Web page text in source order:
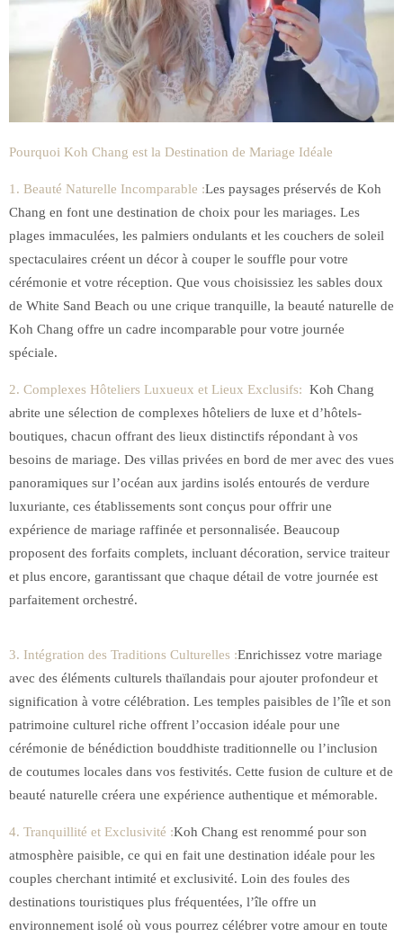
Pourquoi Koh Chang est la Destination de Mariage Idéale
1. Beauté Naturelle Incomparable :Les paysages préservés de Koh
Chang en font une destination de choix pour les mariages. Les
plages immaculées, les palmiers ondulants et les couchers de soleil
spectaculaires créent un décor à couper le souffle pour votre
cérémonie et votre réception. Que vous choisissiez les sables doux
de White Sand Beach ou une crique tranquille, la beauté naturelle de
Koh Chang offre un cadre incomparable pour votre journée
spéciale.
2. Complexes Hôteliers Luxueux et Lieux Exclusifs: Koh Chang
abrite une sélection de complexes hôteliers de luxe et d’hôtels-
boutiques, chacun offrant des lieux distinctifs répondant à vos
besoins de mariage. Des villas privées en bord de mer avec des vues
panoramiques sur l’océan aux jardins isolés entourés de verdure
luxuriante, ces établissements sont conçus pour offrir une
expérience de mariage raffinée et personnalisée. Beaucoup
proposent des forfaits complets, incluant décoration, service traiteur
et plus encore, garantissant que chaque détail de votre journée est
parfaitement orchestré.
3. Intégration des Traditions Culturelles :Enrichissez votre mariage
avec des éléments culturels thaïlandais pour ajouter profondeur et
signification à votre célébration. Les temples paisibles de l’île et son
patrimoine culturel riche offrent l’occasion idéale pour une
cérémonie de bénédiction bouddhiste traditionnelle ou l’inclusion
de coutumes locales dans vos festivités. Cette fusion de culture et de
beauté naturelle créera une expérience authentique et mémorable.
4. Tranquillité et Exclusivité :Koh Chang est renommé pour son
atmosphère paisible, ce qui en fait une destination idéale pour les
couples cherchant intimité et exclusivité. Loin des foules des
destinations touristiques plus fréquentées, l’île offre un
environnement isolé où vous pourrez célébrer votre amour en toute